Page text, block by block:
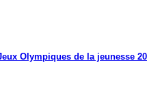
Olympiques de la jeunesse